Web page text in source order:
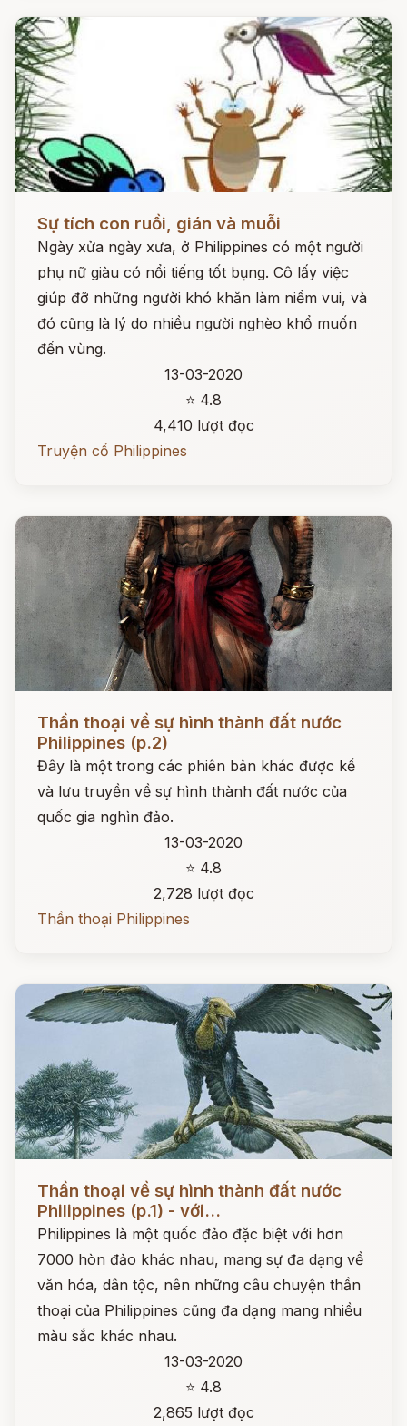
Sự tích con ruồi, gián và muỗi
Ngày xửa ngày xưa, ở Philippines có một người
phụ nữ giàu có nổi tiếng tốt bụng. Cô lấy việc
giúp đỡ những người khó khăn làm niềm vui, và
đó cũng là lý do nhiều người nghèo khổ muốn
đến vùng.
13-03-2020
⭐ 4.8
4,410 lượt đọc
Truyện cổ Philippines
Đọc ngay
Thần thoại về sự hình thành đất nước
Philippines (p.2)
Đây là một trong các phiên bản khác được kể
và lưu truyền về sự hình thành đất nước của
quốc gia nghìn đảo.
13-03-2020
⭐ 4.8
2,728 lượt đọc
Thần thoại Philippines
Đọc ngay
Thần thoại về sự hình thành đất nước
Philippines (p.1) - với...
Philippines là một quốc đảo đặc biệt với hơn
7000 hòn đảo khác nhau, mang sự đa dạng về
văn hóa, dân tộc, nên những câu chuyện thần
thoại của Philippines cũng đa dạng mang nhiều
màu sắc khác nhau.
13-03-2020
⭐ 4.8
2,865 lượt đọc